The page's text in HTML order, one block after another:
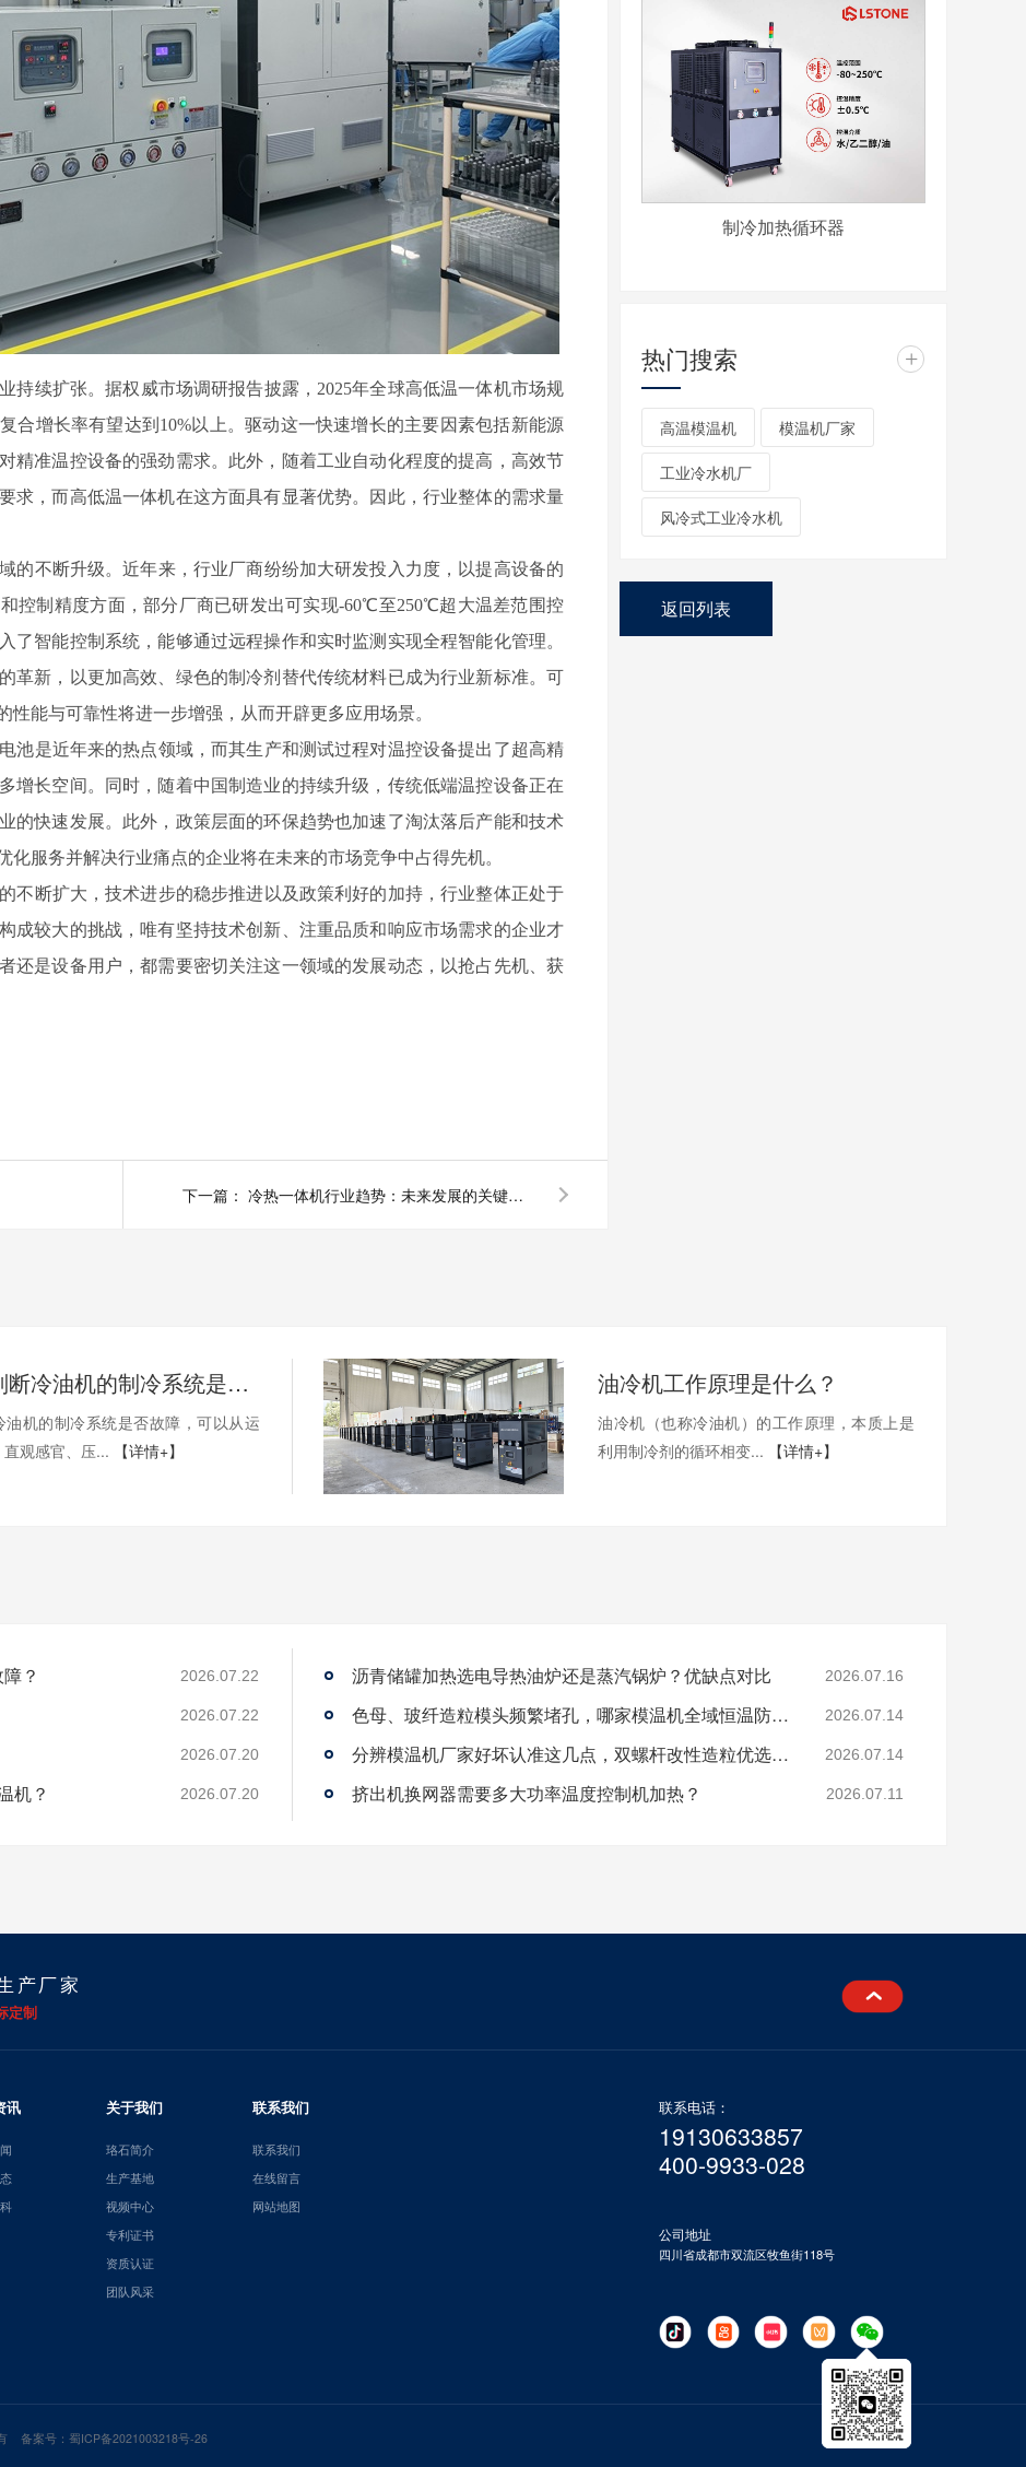
续扩张。据权威市场调研报告披露，2025年全球高低温一体机市场规
合增长率有望达到10%以上。驱动这一快速增长的主要因素包括新能源
精准温控设备的强劲需求。此外，随着工业自动化程度的提高，高效节
求，而高低温一体机在这方面具有显著优势。因此，行业整体的需求量
的不断升级。近年来，行业厂商纷纷加大研发投入力度，以提高设备的
控制精度方面，部分厂商已研发出可实现-60℃至250℃超大温差范围控
了智能控制系统，能够通过远程操作和实时监测实现全程智能化管理。
革新，以更加高效、绿色的制冷剂替代传统材料已成为行业新标准。可
性能与可靠性将进一步增强，从而开辟更多应用场景。
池是近年来的热点领域，而其生产和测试过程对温控设备提出了超高精
增长空间。同时，随着中国制造业的持续升级，传统低端温控设备正在
的快速发展。此外，政策层面的环保趋势也加速了淘汰落后产能和技术
服务并解决行业痛点的企业将在未来的市场竞争中占得先机。
不断扩大，技术进步的稳步推进以及政策利好的加持，行业整体正处于
成较大的挑战，唯有坚持技术创新、注重品质和响应市场需求的企业才
还是设备用户，都需要密切关注这一领域的发展动态，以抢占先机、获
下一篇： 冷热一体机行业趋势：未来发展的关键驱动力是什么？
制冷加热循环器
热门搜索 +
高温模温机 模温机厂家
工业冷水机厂
风冷式工业冷水机
返回列表
如何判断冷油机的制冷系统是否出现故障？
油机的制冷系统是否故障，可以从运
观感官、压...
【详情+】
油冷机工作原理是什么？
油冷机（也称冷油机）的工作原理，本质上是
利用制冷剂的循环相变...
【详情+】
？ 2026.07.22
2026.07.22
2026.07.20
机？ 2026.07.20
沥青储罐加热选电导热油炉还是蒸汽锅炉？优缺点对比 2026.07.16
色母、玻纤造粒模头频繁堵孔，哪家模温机全域恒温防积碳？ 2026.07.14
分辨模温机厂家好坏认准这几点，双螺杆改性造粒优选珞石机械 2026.07.14
挤出机换网器需要多大功率温度控制机加热？ 2026.07.11
产厂家
定制
讯 关于我们
珞石简介
生产基地
视频中心
专利证书
资质认证
团队风采
联系我们
联系我们
在线留言
网站地图
联系电话：
19130633857
400-9933-028
公司地址
四川省成都市双流区牧鱼街118号
备案号：蜀ICP备2021003218号-26